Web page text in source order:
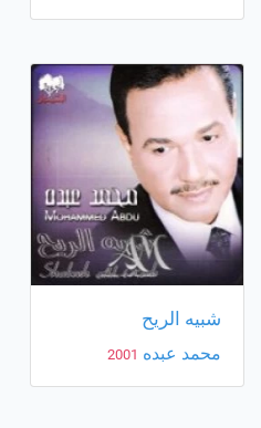
شبيه الريح
محمد عبده 2001